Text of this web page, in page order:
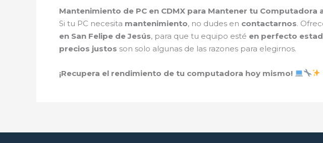
Mantenimiento de PC en CDMX para Mantener tu Computadora
Si tu PC necesita mantenimiento, no dudes en contactarnos.
en San Felipe de Jesús, para que tu equipo esté en perfecto
precios justos son solo algunas de las razones para elegirnos.
¡Recupera el rendimiento de tu computadora hoy mismo!